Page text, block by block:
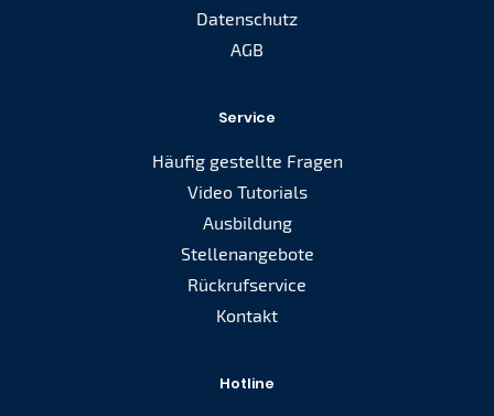
Datenschutz
AGB
Service
Häufig gestellte Fragen
Video Tutorials
Ausbildung
Stellenangebote
Rückrufservice
Kontakt
Hotline